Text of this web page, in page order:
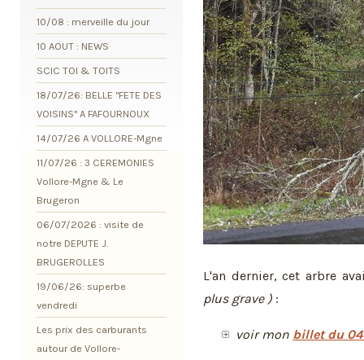
L'an dernier, cet arbre
plus grave ) :
voir mon billet du
10/08 : merveille du jour
10 AOUT : NEWS
SCIC TOI & TOITS
18/07/26: BELLE "FETE DES
VOISINS" A FAFOURNOUX
14/07/26 A VOLLORE-Mgne
11/07/26 : 3 CEREMONIES
Vollore-Mgne & Le
Brugeron
06/07/2026 : visite de
notre DEPUTE J.
BRUGEROLLES
19/06/26: superbe
vendredi
Les prix des carburants
autour de Vollore-